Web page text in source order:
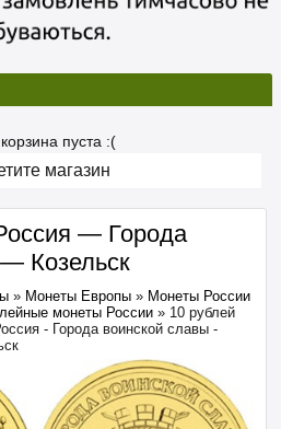
пуста :(
магазин
— Города
Козельск
» Монеты Европы » Монеты России
монеты России » 10 рублей
- Города воинской славы -